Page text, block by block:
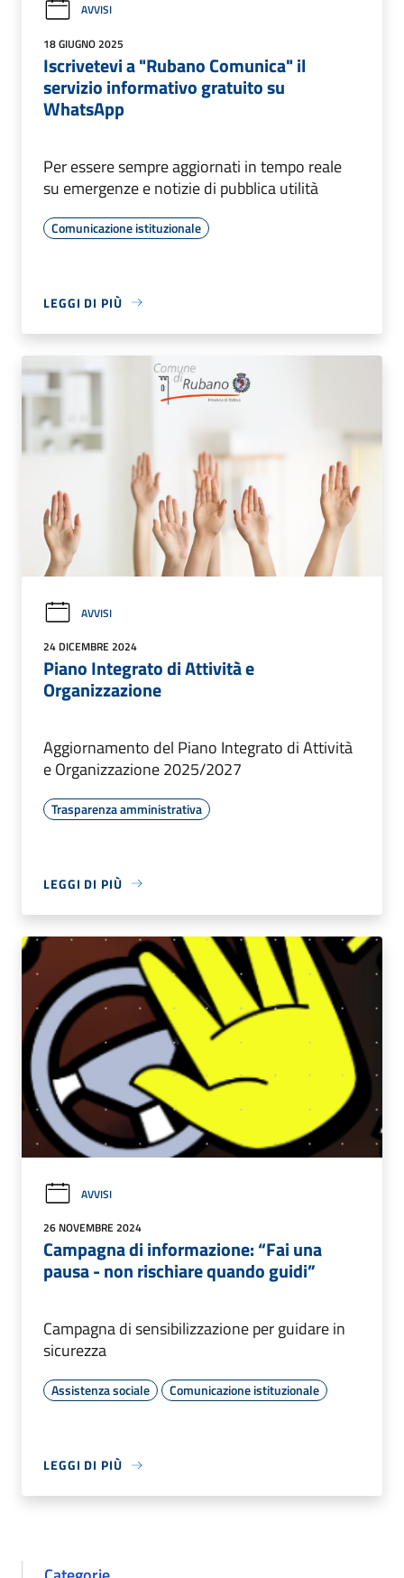
AVVISI
18 GIUGNO 2025
Iscrivetevi a "Rubano Comunica" il
servizio informativo gratuito su
WhatsApp
Per essere sempre aggiornati in tempo reale
su emergenze e notizie di pubblica utilità
Comunicazione istituzionale
LEGGI DI PIÙ
AVVISI
24 DICEMBRE 2024
Piano Integrato di Attività e
Organizzazione
Aggiornamento del Piano Integrato di Attività
e Organizzazione 2025/2027
Trasparenza amministrativa
LEGGI DI PIÙ
AVVISI
26 NOVEMBRE 2024
Campagna di informazione: “Fai una
pausa - non rischiare quando guidi”
Campagna di sensibilizzazione per guidare in
sicurezza
Assistenza sociale Comunicazione istituzionale
LEGGI DI PIÙ